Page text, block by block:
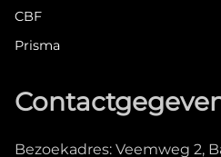
CBF
Prisma
Bezoekadres: Veemweg 2,